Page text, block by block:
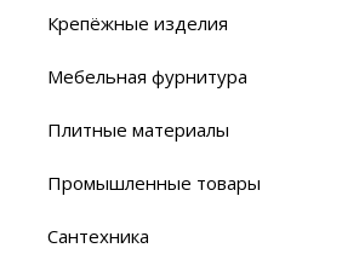
Крепёжные изделия
Мебельная фурнитура
Плитные материалы
Промышленные товары
Сантехника